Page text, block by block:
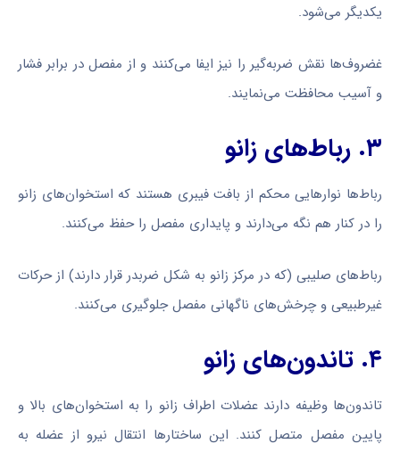
یکدیگر می‌شود.
غضروف‌ها نقش ضربه‌گیر را نیز ایفا می‌کنند و از مفصل در برابر فشار
و آسیب محافظت می‌نمایند.
۳. رباط‌های زانو
رباط‌ها نوارهایی محکم از بافت فیبری هستند که استخوان‌های زانو
را در کنار هم نگه می‌دارند و پایداری مفصل را حفظ می‌کنند.
رباط‌های صلیبی (که در مرکز زانو به شکل ضربدر قرار دارند) از حرکات
غیرطبیعی و چرخش‌های ناگهانی مفصل جلوگیری می‌کنند.
۴. تاندون‌های زانو
تاندون‌ها وظیفه دارند عضلات اطراف زانو را به استخوان‌های بالا و
پایین مفصل متصل کنند. این ساختارها انتقال نیرو از عضله به